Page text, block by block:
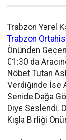
Trabzon Yerel
Trabzon
Önünden
01:30 da
Nöbet Tutan
Verdiğinde İse
Senide Dağa
Diye Seslendi.
Kışla Birliği